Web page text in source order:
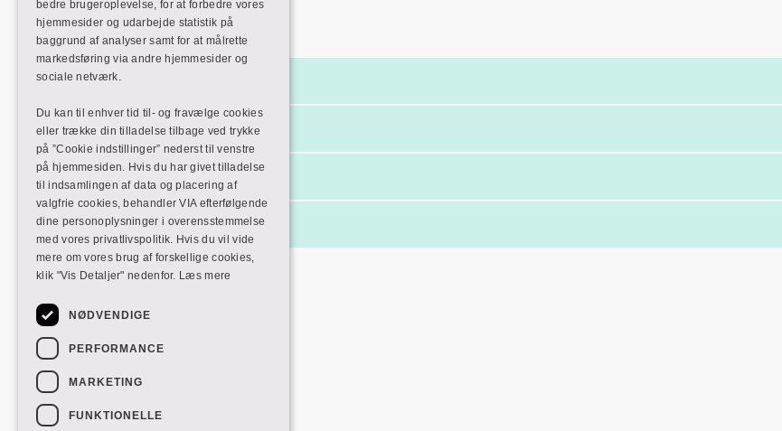
Film & TV
DR TV
DR Skole
Filmcentralen
Mit CFU
bedre brugeroplevelse, for at forbedre vores
hjemmesider og udarbejde statistik på
baggrund af analyser samt for at målrette
markedsføring via andre hjemmesider og
sociale netværk.
Du kan til enhver tid til- og fravælge cookies
eller trække din tilladelse tilbage ved trykke
på ”Cookie indstillinger” nederst til venstre
på hjemmesiden. Hvis du har givet tilladelse
til indsamlingen af data og placering af
valgfrie cookies, behandler VIA efterfølgende
dine personoplysninger i overensstemmelse
med vores privatlivspolitik. Hvis du vil vide
mere om vores brug af forskellige cookies,
klik "Vis Detaljer" nedenfor. Læs mere
NØDVENDIGE
PERFORMANCE
MARKETING
FUNKTIONELLE